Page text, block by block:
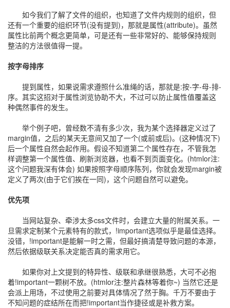
如今我们了解了文件的组织，也知道了文件内规则的组织，但
还有一个重要的组织环节(没有提到)，那就是属性(attribute)。虽然
属性比前两个概念更简单，可是还有一些非常好的、能够保持规则
整洁的方法很值得一提。
按字母排序
提到属性，如果说需求遵照什么准绳的话，那就是:按-字-母-排-
序。其实这招对于属性浏览协助不大，不过可以防止属性值覆盖这
种偶然事件的发生。
举个例子吧，曾经数不清有多少次，我为某个选择器定义过了
margin值，之后的某天无意间又加了一个(或前或后)。(这种情况下)
后一个属性自然会起作用。假设不知道第二个属性存在，不管我怎
样调整第一个属性值、刷新浏览器，也看不到页面变化。(htmlor注:
这个问题我深有体会) 如果按照字母顺序陈列，你就会发现margin被
定义了两次(由于它们挨在一同)，这个问题自然可以避免。
优先项
当网站复杂、牵涉太多css文件时，会建立大量的附属关系。一
旦需求定制某个元素特有的款式，!important选项似乎是最佳选择。
没错，!important是能解一时之需，但最好搞清楚导致问题的本源，
然后依据级联关系决定能否真的需求用它。
如果你对上文提到的特异性、级联和承继很熟悉，大可不必抱
着!important一颗树不放。(htmlor注:整片森林等着你~) 当然它还是
会派上用场，不过使用之前要对具体情况了然于胸。千万不要由于
不知问题的症结所在而把!important当作捷径或是补救方案。